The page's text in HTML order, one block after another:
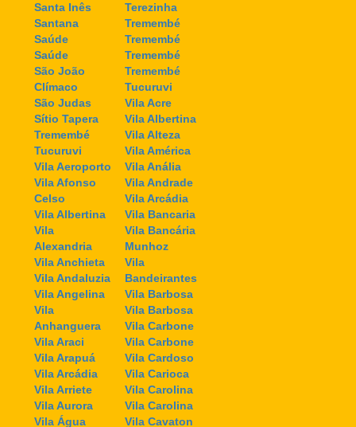
Santa Inês
Santana
Saúde
Saúde
São João
Clímaco
São Judas
Sítio Tapera
Tremembé
Tucuruvi
Vila Aeroporto
Vila Afonso
Celso
Vila Albertina
Vila
Alexandria
Vila Anchieta
Vila Andaluzia
Vila Angelina
Vila
Anhanguera
Vila Araci
Vila Arapuá
Vila Arcádia
Vila Arriete
Vila Aurora
Vila Água
Terezinha
Tremembé
Tremembé
Tremembé
Tremembé
Tucuruvi
Vila Acre
Vila Albertina
Vila Alteza
Vila América
Vila Anália
Vila Andrade
Vila Arcádia
Vila Bancaria
Vila Bancária
Munhoz
Vila
Bandeirantes
Vila Barbosa
Vila Barbosa
Vila Carbone
Vila Carbone
Vila Cardoso
Vila Carioca
Vila Carolina
Vila Carolina
Vila Cavaton